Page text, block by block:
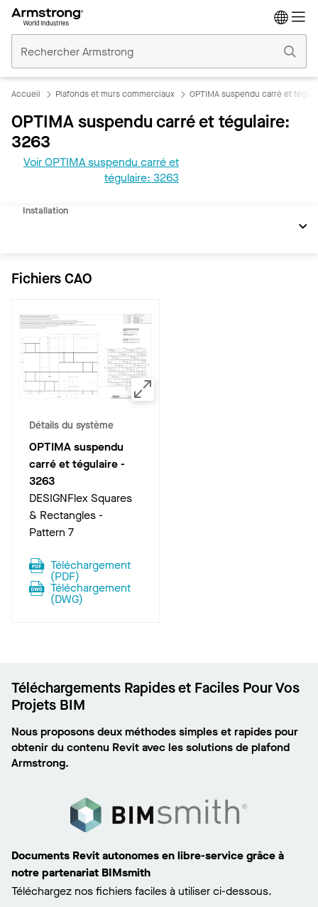
Plafonds
Commerciaux
Accueil Plafonds et murs commerciaux OPTIMA suspendu carré et
OPTIMA suspendu carré et tégulaire:
3263
Voir OPTIMA suspendu carré et
tégulaire: 3263
REVIT
Installation
Fichiers CAO
Détails du système
OPTIMA suspendu
carré et tégulaire-
3263
DESIGNFlex Squares
& Rectangles -
Pattern 7
Téléchargement
(PDF)
Téléchargement
(DWG)
Téléchargements Rapides et Faciles Pour Vos
Projets BIM
Nous proposons deux méthodes simples et rapides pour
obtenir du contenu Revit avec les solutions de plafond
Armstrong.
Documents Revit autonomes en libre-service grâce à
notre partenariat BIMsmith
Téléchargez nos fichiers faciles à utiliser ci-dessous.